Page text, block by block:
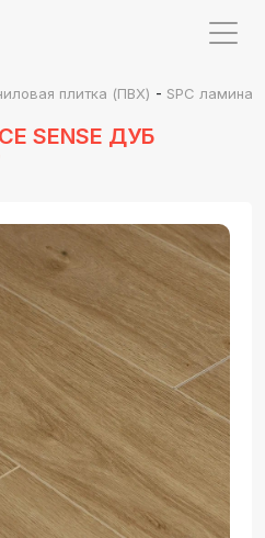
плитка (ПВХ) - SPC
SENSE ДУБ